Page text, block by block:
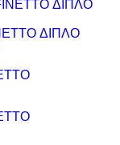
ΔΙΠΛΟ